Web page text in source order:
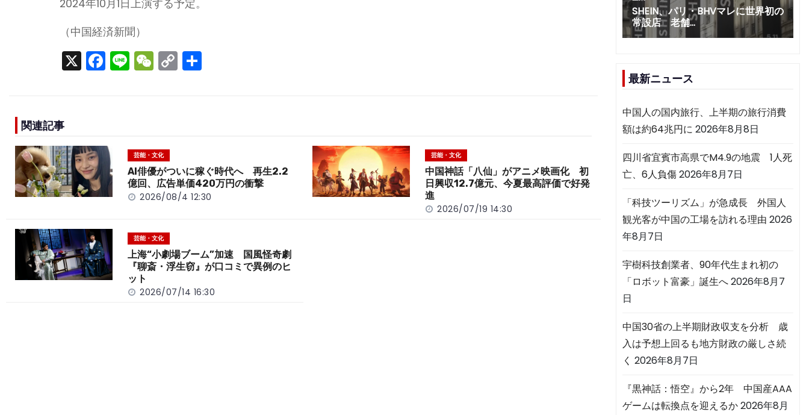
2024年10月1日上演する予定。
（中国経済新聞）
X F
a
o
o
k
Li
n
W
e
t
C
o
k
関連記事
芸能・文化
AI俳優がついに稼ぐ時代へ 再生2.2
億回、広告単価420万円の衝撃
2026/08/4 12:30
芸能・文化
中国神話「八仙」がアニメ映画化 初
日興収12.7億元、今夏最高評価で好発
進
2026/07/19 14:30
芸能・文化
上海“小劇場ブーム”加速 国風怪奇劇
『聊斎・浮生窃』が口コミで異例のヒ
ット
2026/07/14 16:30
最新ニュース
中国人の国内旅行、上半期の旅行消費
額は約64兆円に 2026年8月8日
四川省宜賓市高県でM4.9の地震 1人死
亡、6人負傷2026年8月7日
「科技ツーリズム」が急成長 外国人
観光客が中国の工場を訪れる理由 2026
年8月7日
宇樹科技創業者、90年代生まれ初の
「ロボット富豪」誕生へ2026年8月7
日
中国30省の上半期財政収支を分析 歳
入は予想上回るも地方財政の厳しさ続
く 2026年8月7日
『黒神話：悟空』から2年 中国産AAA
ゲームは転換点を迎えるか2026年8月